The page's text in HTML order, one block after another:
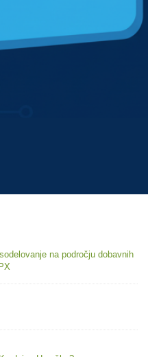
na področju dobavnih